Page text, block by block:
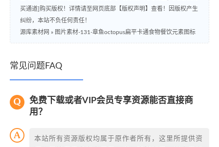
买通道]购买版权！详情请至网页底部【版权声明】查看！因版权产生
纠纷，本站不负任何责任！
源库素材网 » 图片素材-131-章鱼octopus扁平卡通食物餐饮元素图标
常见问题FAQ
免费下载或者VIP会员专享资源能否直接商
用？
本站所有资源版权均属于原作者所有，这里所提供资